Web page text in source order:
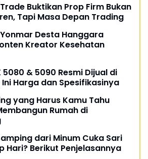
Buktikan Prop Firm Bukan
Tapi Masa Depan Trading
Desta Hanggara
Kreator Kesehatan
5080 & 5090 Resmi Dijual di
Ini Harga dan Spesifikasinya
yang Harus Kamu Tahu
Rumah di
dari Minum Cuka Sari
Hari? Berikut Penjelasannya